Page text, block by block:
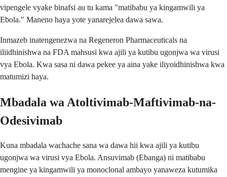
vipengele vyake binafsi au tu kama "matibabu ya kingamwili ya
Ebola." Maneno haya yote yanarejelea dawa sawa.
Inmazeb inatengenezwa na Regeneron Pharmaceuticals na
iliidhinishwa na FDA mahsusi kwa ajili ya kutibu ugonjwa wa virusi
vya Ebola. Kwa sasa ni dawa pekee ya aina yake iliyoidhinishwa kwa
matumizi haya.
Mbadala wa Atoltivimab-Maftivimab-na-
Odesivimab
Kuna mbadala wachache sana wa dawa hii kwa ajili ya kutibu
ugonjwa wa virusi vya Ebola. Ansuvimab (Ebanga) ni matibabu
mengine ya kingamwili ya monoclonal ambayo yanaweza kutumika